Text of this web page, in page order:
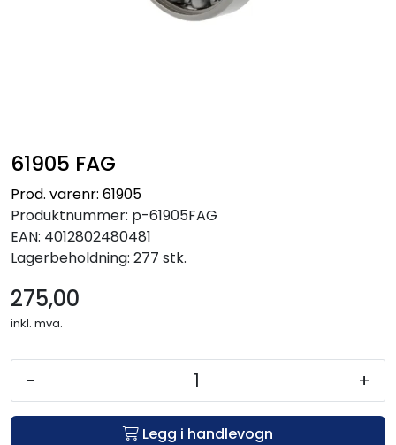
61905 FAG
Prod. varenr: 61905
Produktnummer: p-61905FAG
EAN: 4012802480481
Lagerbeholdning: 277 stk.
275,00
inkl. mva.
- +
Legg i handlevogn